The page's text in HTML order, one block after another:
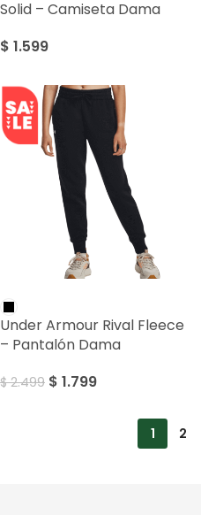
Solid – Camiseta Dama
$ 1.599
Under Armour Rival Fleece
– Pantalón Dama
$2.499 $ 1.799
1 2